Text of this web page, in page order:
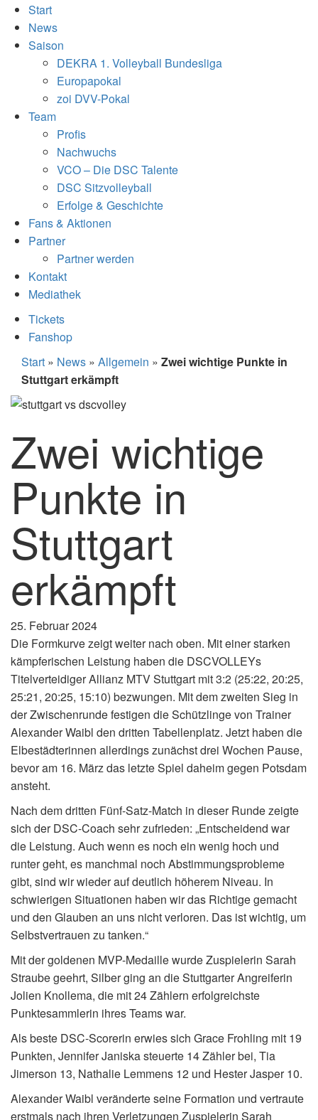
Start
News
Saison
DEKRA 1. Volleyball Bundesliga
Europapokal
zoi DVV-Pokal
Team
Profis
Nachwuchs
VCO – Die DSC Talente
DSC Sitzvolleyball
Erfolge & Geschichte
Fans & Aktionen
Partner
Partner werden
Kontakt
Mediathek
Tickets
Fanshop
Start » News » Allgemein » Zwei wichtige Punkte in
Stuttgart erkämpft
Zwei wichtige
Punkte in
Stuttgart
erkämpft
25. Februar 2024
Die Formkurve zeigt weiter nach oben. Mit einer starken
kämpferischen Leistung haben die DSCVOLLEYs
Titelverteidiger Allianz MTV Stuttgart mit 3:2 (25:22, 20:25,
25:21, 20:25, 15:10) bezwungen. Mit dem zweiten Sieg in
der Zwischenrunde festigen die Schützlinge von Trainer
Alexander Waibl den dritten Tabellenplatz. Jetzt haben die
Elbestädterinnen allerdings zunächst drei Wochen Pause,
bevor am 16. März das letzte Spiel daheim gegen Potsdam
ansteht.
Nach dem dritten Fünf-Satz-Match in dieser Runde zeigte
sich der DSC-Coach sehr zufrieden: „Entscheidend war
die Leistung. Auch wenn es noch ein wenig hoch und
runter geht, es manchmal noch Abstimmungsprobleme
gibt, sind wir wieder auf deutlich höherem Niveau. In
schwierigen Situationen haben wir das Richtige gemacht
und den Glauben an uns nicht verloren. Das ist wichtig, um
Selbstvertrauen zu tanken.“
Mit der goldenen MVP-Medaille wurde Zuspielerin Sarah
Straube geehrt, Silber ging an die Stuttgarter Angreiferin
Jolien Knollema, die mit 24 Zählern erfolgreichste
Punktesammlerin ihres Teams war.
Als beste DSC-Scorerin erwies sich Grace Frohling mit 19
Punkten, Jennifer Janiska steuerte 14 Zähler bei, Tia
Jimerson 13, Nathalie Lemmens 12 und Hester Jasper 10.
Alexander Waibl veränderte seine Formation und vertraute
erstmals nach ihren Verletzungen Zuspielerin Sarah